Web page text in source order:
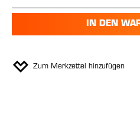
IN DEN
Zum Merkzettel hinzufügen